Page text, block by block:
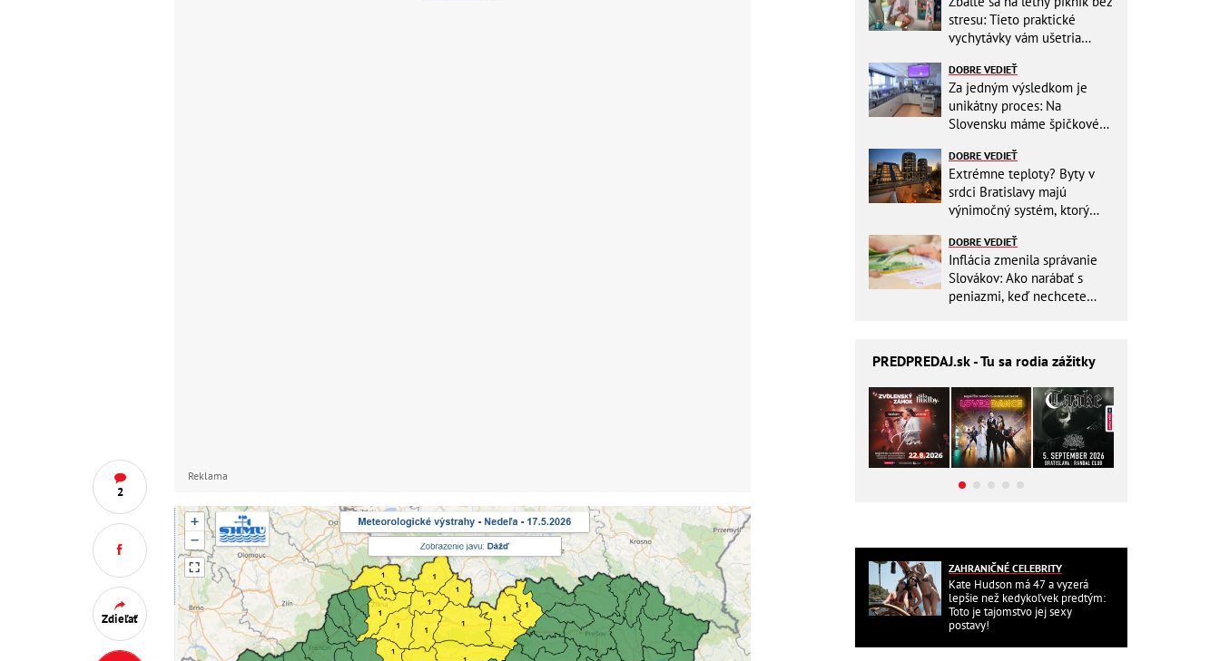
2
Zdieľať
Reklama
stresu: Tieto praktické
vychytávky vám ušetria
DOBRE VEDIEŤ
Za jedným výsledkom je
unikátny proces: Na
Slovensku máme špičkové
DOBRE VEDIEŤ
Extrémne teploty? Byty v
srdci Bratislavy majú
výnimočný systém, ktorý
DOBRE VEDIEŤ
Inflácia zmenila správanie
Slovákov: Ako narábať s
peniazmi, keď nechcete
PREDPREDAJ.sk - Tu sa rodia zážitky
ZAHRANIČNÉ CELEBRITY
Kate Hudson má 47 a vyzerá
lepšie než kedykoľvek predtým:
Toto je tajomstvo jej sexy
postavy!